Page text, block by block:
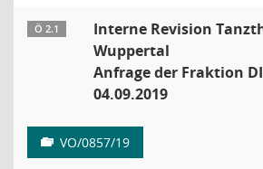
Ö 2.1
Interne Revision
Wuppertal
Anfrage der Fraktion
04.09.2019
VO/0857/19